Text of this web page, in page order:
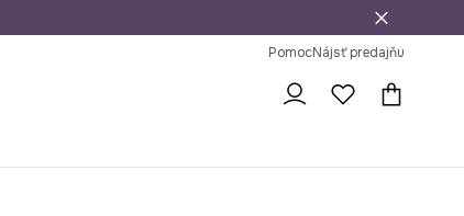
tovaru
PomocNájsť predajňu